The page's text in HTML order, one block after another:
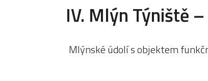
IV. Mlýn Týniště
Mlýnské údolí s objektem